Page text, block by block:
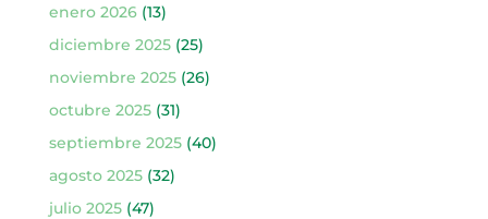
enero 2026(13)
diciembre 2025(25)
noviembre 2025(26)
octubre 2025(31)
septiembre 2025(40)
agosto 2025(32)
julio 2025(47)